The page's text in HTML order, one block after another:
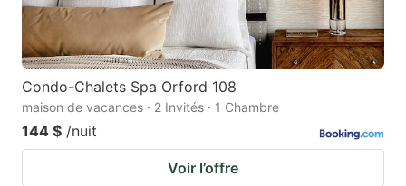
Condo-Chalets Spa Orford 108
maison de vacances · 2 Invités · 1 Chambre
144 $ /nuit
Voir l’offre